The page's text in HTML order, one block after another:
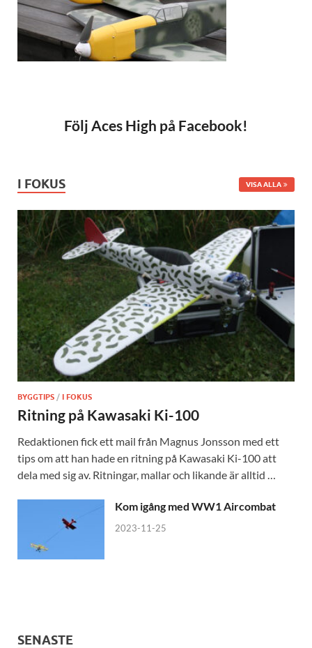
Följ Aces High på Facebook!
I FOKUS VISA ALLA
BYGGTIPS / I FOKUS
Ritning på Kawasaki Ki-100
Redaktionen fick ett mail från Magnus Jonsson med ett
tips om att han hade en ritning på Kawasaki Ki-100 att
dela med sig av. Ritningar, mallar och likande är alltid …
Kom igång med WW1 Aircombat
2023-11-25
SENASTE